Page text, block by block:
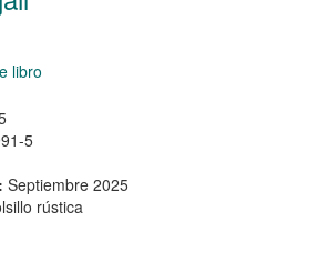
libro
5
Septiembre 2025
rústica